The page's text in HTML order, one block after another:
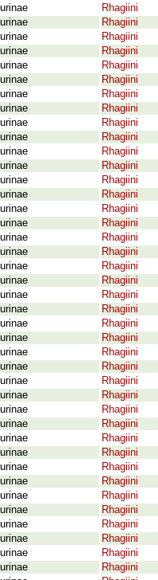
Rhagiini
Rhagiini
Rhagiini
Rhagiini
Rhagiini
Rhagiini
Rhagiini
Rhagiini
Rhagiini
Rhagiini
Rhagiini
Rhagiini
Rhagiini
Rhagiini
Rhagiini
Rhagiini
Rhagiini
Rhagiini
Rhagiini
Rhagiini
Rhagiini
Rhagiini
Rhagiini
Rhagiini
Rhagiini
Rhagiini
Rhagiini
Rhagiini
Rhagiini
Rhagiini
Rhagiini
Rhagiini
Rhagiini
Rhagiini
Rhagiini
Rhagiini
Rhagiini
Rhagiini
Rhagiini
Rhagiini